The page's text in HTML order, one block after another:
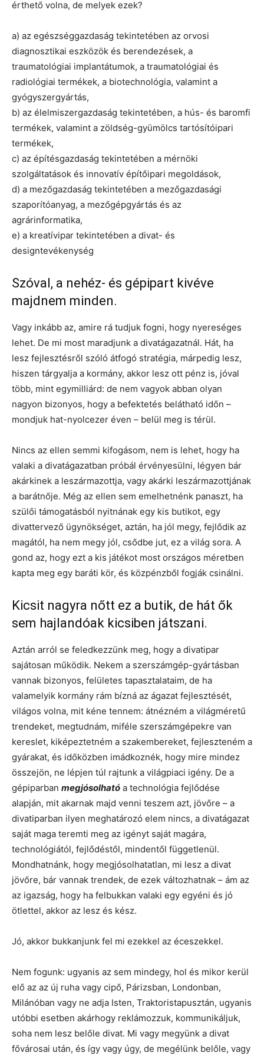
érthető volna, de melyek ezek?
a) az egészséggazdaság tekintetében az orvosi
diagnosztikai eszközök és berendezések, a
traumatológiai implantátumok, a traumatológiai és
radiológiai termékek, a biotechnológia, valamint a
gyógyszergyártás,
b) az élelmiszergazdaság tekintetében, a hús- és baromfi
termékek, valamint a zöldség-gyümölcs tartósítóipari
termékek,
c) az építésgazdaság tekintetében a mérnöki
szolgáltatások és innovatív építőipari megoldások,
d) a mezőgazdaság tekintetében a mezőgazdasági
szaporítóanyag, a mezőgépgyártás és az
agrárinformatika,
e) a kreatívipar tekintetében a divat- és
designtevékenység
Szóval, a nehéz- és gépipart kivéve
majdnem minden.
Vagy inkább az, amire rá tudjuk fogni, hogy nyereséges
lehet. De mi most maradjunk a divatágazatnál. Hát, ha
lesz fejlesztésről szóló átfogó stratégia, márpedig lesz,
hiszen tárgyalja a kormány, akkor lesz ott pénz is, jóval
több, mint egymilliárd: de nem vagyok abban olyan
nagyon bizonyos, hogy a befektetés belátható időn –
mondjuk hat-nyolcezer éven – belül meg is térül.
Nincs az ellen semmi kifogásom, nem is lehet, hogy ha
valaki a divatágazatban próbál érvényesülni, légyen bár
akárkinek a leszármazottja, vagy akárki leszármazottjának
a barátnője. Még az ellen sem emelhetnénk panaszt, ha
szülői támogatásból nyitnának egy kis butikot, egy
divattervező ügynökséget, aztán, ha jól megy, fejlődik az
magától, ha nem megy jól, csődbe jut, ez a világ sora. A
gond az, hogy ezt a kis játékot most országos méretben
kapta meg egy baráti kör, és közpénzből fogják csinálni.
Kicsit nagyra nőtt ez a butik, de hát ők
sem hajlandóak kicsiben játszani.
Aztán arról se feledkezzünk meg, hogy a divatipar
sajátosan működik. Nekem a szerszámgép-gyártásban
vannak bizonyos, felületes tapasztalataim, de ha
valamelyik kormány rám bízná az ágazat fejlesztését,
világos volna, mit kéne tennem: átnézném a világméretű
trendeket, megtudnám, miféle szerszámgépekre van
kereslet, kiképeztetném a szakembereket, fejleszteném a
gyárakat, és időközben imádkoznék, hogy mire mindez
összejön, ne lépjen túl rajtunk a világpiaci igény. De a
gépiparban megjósolható a technológia fejlődése
alapján, mit akarnak majd venni teszem azt, jövőre – a
divatiparban ilyen meghatározó elem nincs, a divatágazat
saját maga teremti meg az igényt saját magára,
technológiától, fejlődéstől, mindentől függetlenül.
Mondhatnánk, hogy megjósolhatatlan, mi lesz a divat
jövőre, bár vannak trendek, de ezek változhatnak – ám az
az igazság, hogy ha felbukkan valaki egy egyéni és jó
ötlettel, akkor az lesz és kész.
Jó, akkor bukkanjunk fel mi ezekkel az éceszekkel.
Nem fogunk: ugyanis az sem mindegy, hol és mikor kerül
elő az az új ruha vagy cipő, Párizsban, Londonban,
Milánóban vagy ne adja Isten, Traktoristapusztán, ugyanis
utóbbi esetben akárhogy reklámozzuk, kommunikáljuk,
soha nem lesz belőle divat. Mi vagy megyünk a divat
fővárosai után, és így vagy úgy, de megélünk belőle, vagy